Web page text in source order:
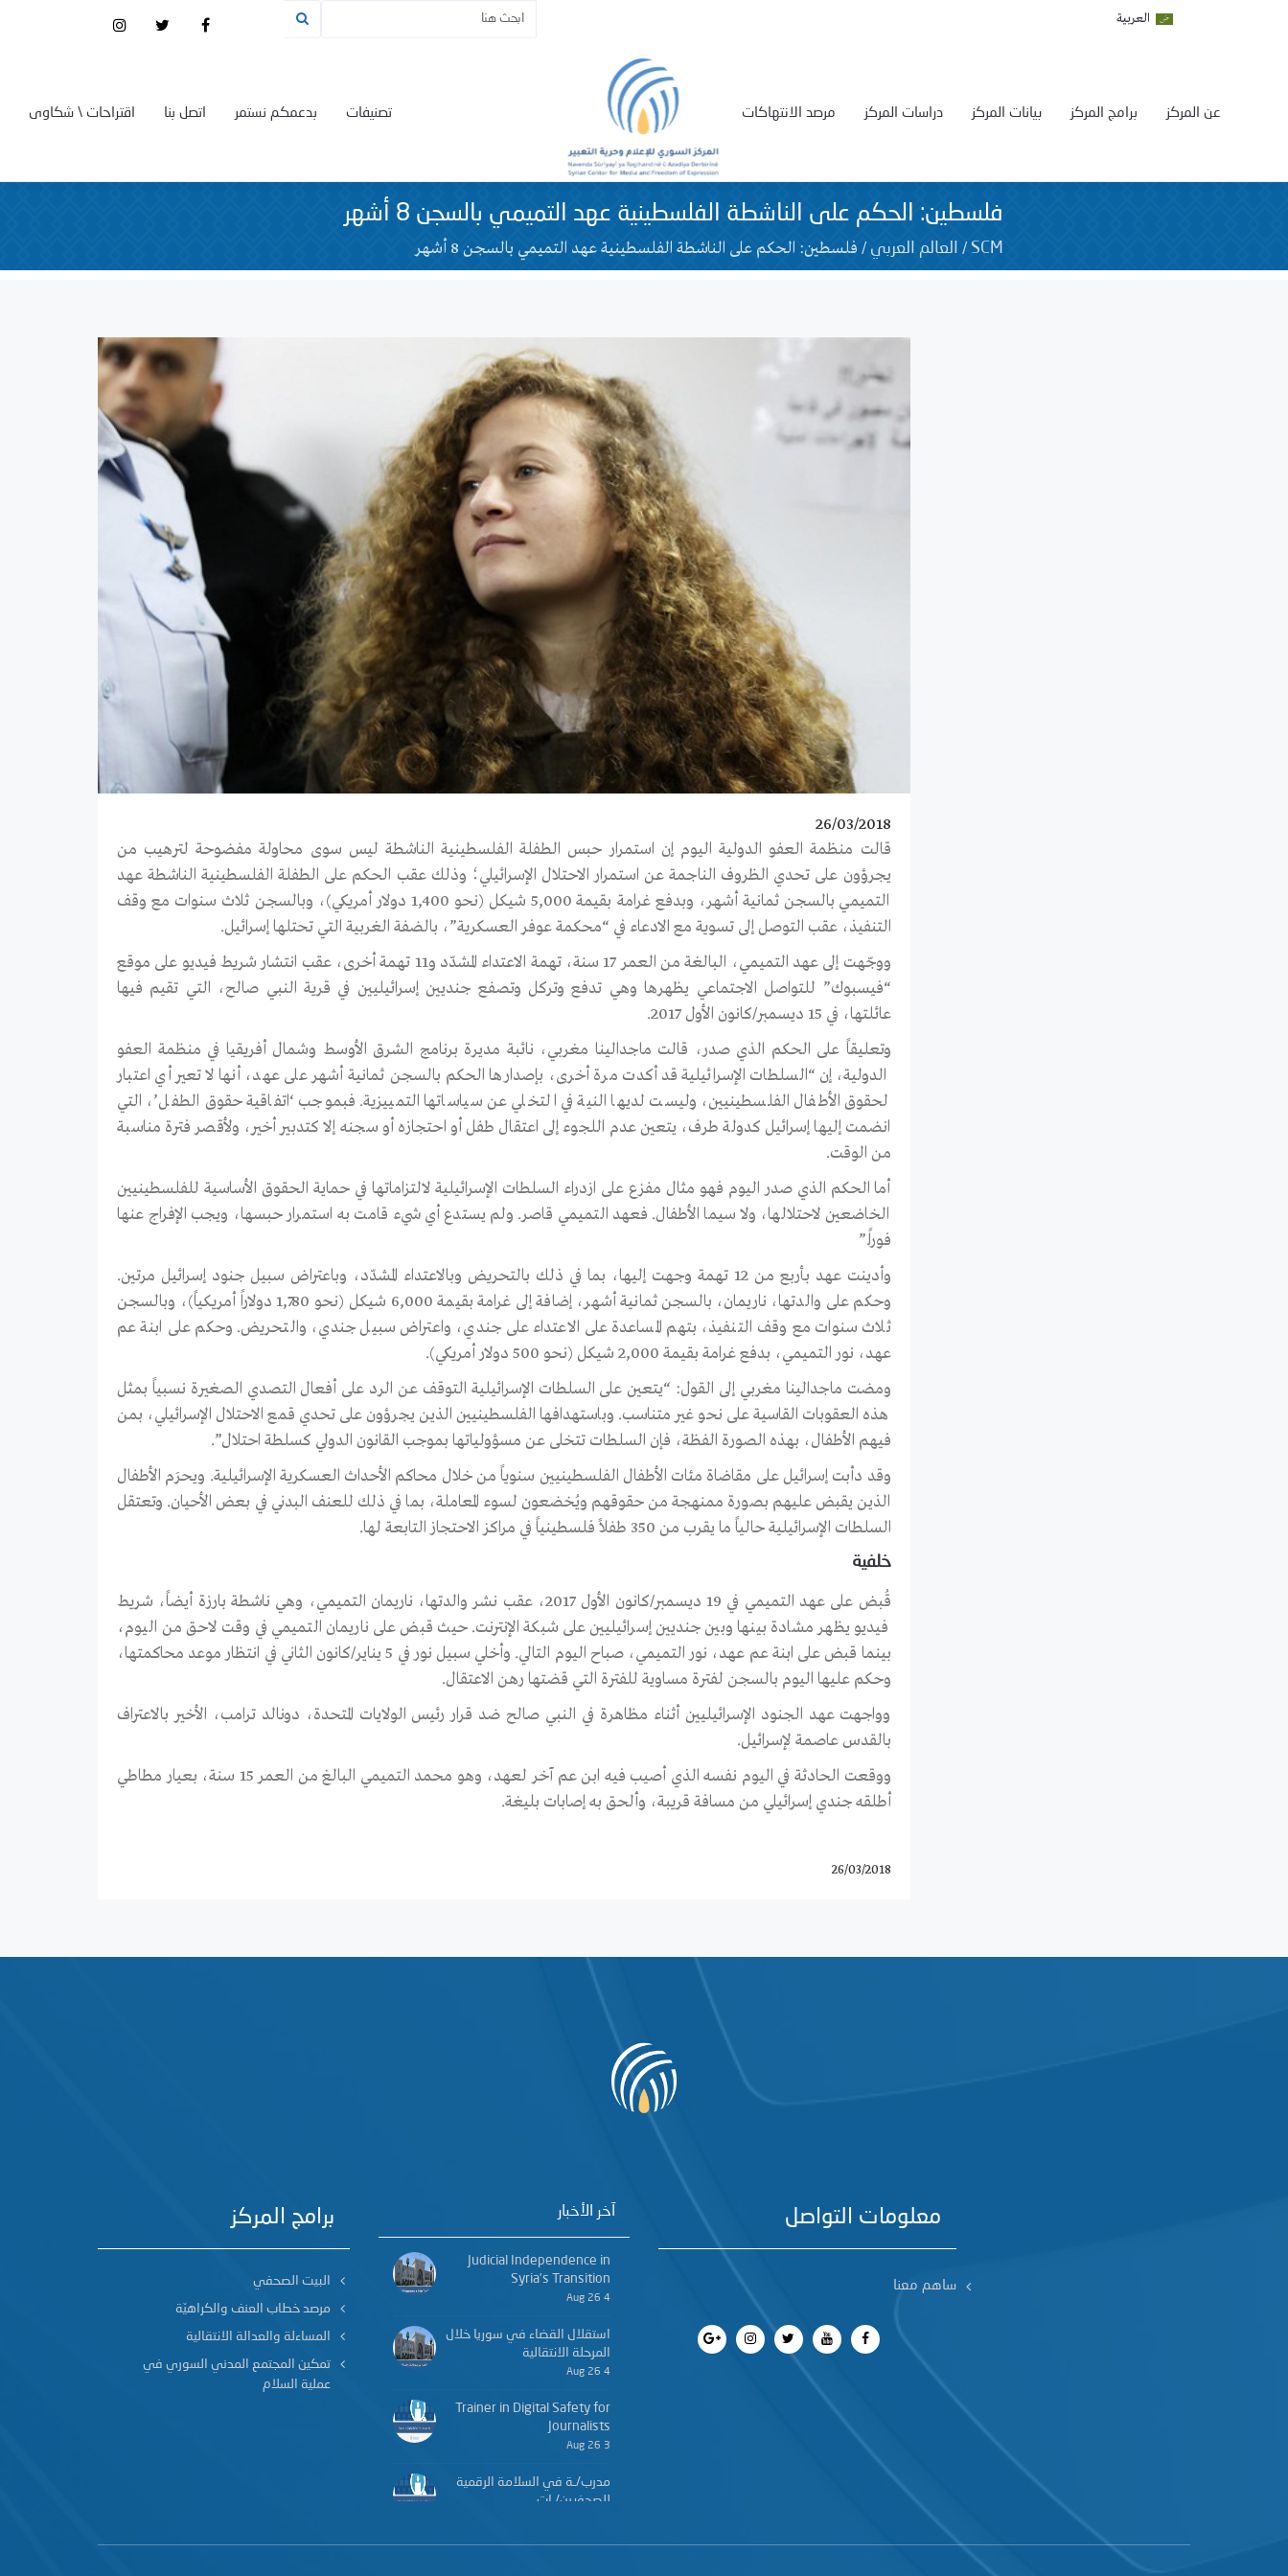
العربية
اقتراحات \ شكاوى اتصل بنا بدعمكم نستمر تصنيفات مرصد الانتهاكات دراسات المركز بيانات المركز برامج المركز عن المركز
فلسطين: الحكم على الناشطة الفلسطينية عهد التميمي بالسجن 8 أشهر
SCM
/ العالم العربي / فلسطين: الحكم على الناشطة الفلسطينية عهد التميمي بالسجن 8 أشهر
26/03/2018
قالت منظمة العفو الدولية اليوم إن استمرار حبس الطفلة الفلسطينية الناشطة ليس سوى محاولة مفضوحة لترهيب من
يجرؤون على تحدي الظروف الناجمة عن استمرار الاحتلال الإسرائيلي؛ وذلك عقب الحكم على الطفلة الفلسطينية الناشطة عهد
التميمي بالسجن ثمانية أشهر، وبدفع غرامة بقيمة 5,000 شيكل (نحو 1,400 دولار أمريكي)، وبالسجن ثلاث سنوات مع وقف
التنفيذ، عقب التوصل إلى تسوية مع الادعاء في “محكمة عوفر العسكرية”، بالضفة الغربية التي تحتلها إسرائيل.
ووجّهت إلى عهد التميمي، البالغة من العمر 17 سنة، تهمة الاعتداء المشدّد و11 تهمة أخرى، عقب انتشار شريط فيديو على موقع
“فيسبوك” للتواصل الاجتماعي يظهرها وهي تدفع وتركل وتصفع جنديين إسرائيليين في قرية النبي صالح، التي تقيم فيها
عائلتها، في 15 ديسمبر/كانون الأول 2017.
وتعليقاً على الحكم الذي صدر، قالت ماجدالينا مغربي، نائبة مديرة برنامج الشرق الأوسط وشمال أفريقيا في منظمة العفو
الدولية، إن “السلطات الإسرائيلية قد أكدت مرة أخرى، بإصدارها الحكم بالسجن ثمانية أشهر على عهد، أنها لا تعير أي اعتبار
لحقوق الأطفال الفلسطينيين، وليست لديها النية في التخلي عن سياساتها التمييزية. فبموجب ‘اتفاقية حقوق الطفل’، التي
انضمت إليها إسرائيل كدولة طرف، يتعين عدم اللجوء إلى اعتقال طفل أو احتجازه أو سجنه إلا كتدبير أخير، ولأقصر فترة مناسبة
من الوقت.
أما الحكم الذي صدر اليوم فهو مثال مفزع على ازدراء السلطات الإسرائيلية لالتزاماتها في حماية الحقوق الأساسية للفلسطينيين
الخاضعين لاحتلالها، ولا سيما الأطفال. فعهد التميمي قاصر. ولم يستدع أي شيء قامت به استمرار حبسها، ويجب الإفراج عنها
فوراً.”
وأدينت عهد بأربع من 12 تهمة وجهت إليها، بما في ذلك بالتحريض وبالاعتداء المشدّد، وباعتراض سبيل جنود إسرائيل مرتين.
وحكم على والدتها، ناريمان، بالسجن ثمانية أشهر، إضافة إلى غرامة بقيمة 6,000 شيكل (نحو 1,780 دولاراً أمريكياً)، وبالسجن
ثلاث سنوات مع وقف التنفيذ، بتهم المساعدة على الاعتداء على جندي، واعتراض سبيل جندي، والتحريض. وحكم على ابنة عم
عهد، نور التميمي، بدفع غرامة بقيمة 2,000 شيكل (نحو 500 دولار أمريكي).
ومضت ماجدالينا مغربي إلى القول: “يتعين على السلطات الإسرائيلية التوقف عن الرد على أفعال التصدي الصغيرة نسبياً بمثل
هذه العقوبات القاسية على نحو غير متناسب. وباستهدافها الفلسطينيين الذين يجرؤون على تحدي قمع الاحتلال الإسرائيلي، بمن
فيهم الأطفال، بهذه الصورة الفظة، فإن السلطات تتخلى عن مسؤولياتها بموجب القانون الدولي كسلطة احتلال”.
وقد دأبت إسرائيل على مقاضاة مئات الأطفال الفلسطينيين سنوياً من خلال محاكم الأحداث العسكرية الإسرائيلية. ويحرَم الأطفال
الذين يقبض عليهم بصورة ممنهجة من حقوقهم ويُخضعون لسوء المعاملة، بما في ذلك للعنف البدني في بعض الأحيان. وتعتقل
السلطات الإسرائيلية حالياً ما يقرب من 350 طفلاً فلسطينياً في مراكز الاحتجاز التابعة لها.
خلفية
قُبض على عهد التميمي في 19 ديسمبر/كانون الأول 2017، عقب نشر والدتها، ناريمان التميمي، وهي ناشطة بارزة أيضاً، شريط
فيديو يظهر مشادة بينها وبين جنديين إسرائيليين على شبكة الإنترنت. حيث قبض على ناريمان التميمي في وقت لاحق من اليوم،
بينما قبض على ابنة عم عهد، نور التميمي، صباح اليوم التالي. وأخلي سبيل نور في 5 يناير/كانون الثاني في انتظار موعد محاكمتها،
وحكم عليها اليوم بالسجن لفترة مساوية للفترة التي قضتها رهن الاعتقال.
وواجهت عهد الجنود الإسرائيليين أثناء مظاهرة في النبي صالح ضد قرار رئيس الولايات المتحدة، دونالد ترامب، الأخير بالاعتراف
بالقدس عاصمة لإسرائيل.
ووقعت الحادثة في اليوم نفسه الذي أصيب فيه ابن عم آخر لعهد، وهو محمد التميمي البالغ من العمر 15 سنة، بعيار مطاطي
أطلقه جندي إسرائيلي من مسافة قريبة، وألحق به إصابات بليغة.
26/03/2018
برامج المركز
البيت الصحفي
مرصد خطاب العنف والكراهيّة
المساءلة والعدالة الانتقالية
تمكين المجتمع المدني السوري في
عملية السلام
آخر الأخبار
Judicial Independence in
Syria’s Transition
4 Aug 26
استقلال القضاء في سوريا خلال
المرحلة الانتقالية
4 Aug 26
Trainer in Digital Safety for
Journalists
3 Aug 26
مدرب/ـة في السلامة الرقمية
للصحفيين/ـات
معلومات التواصل
ساهم معنا